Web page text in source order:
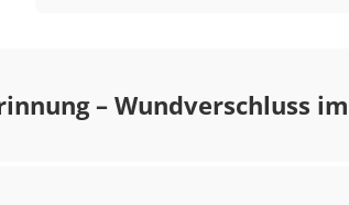
– Wundverschluss